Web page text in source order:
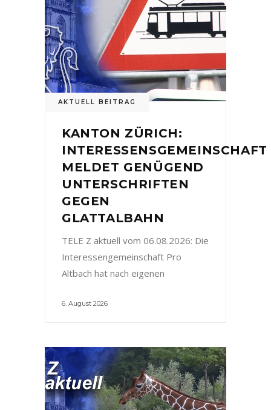
AKTUELL BEITRAG
KANTON ZÜRICH:
INTERESSENSGEMEINSCHAFT
MELDET GENÜGEND
UNTERSCHRIFTEN
GEGEN
GLATTALBAHN
TELE Z aktuell vom 06.08.2026: Die
Interessengemeinschaft Pro
Altbach hat nach eigenen
6. August 2026